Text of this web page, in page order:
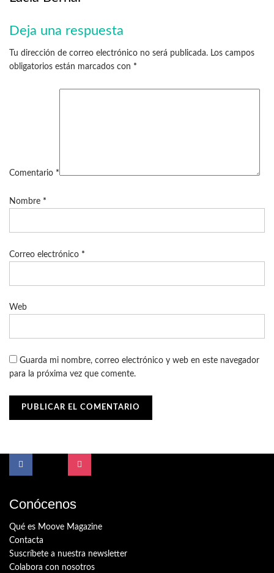
Deja una respuesta
Tu dirección de correo electrónico no será publicada. Los campos
obligatorios están marcados con *
Comentario *
Nombre *
Correo electrónico *
Web
Guarda mi nombre, correo electrónico y web en este navegador
para la próxima vez que comente.
Conócenos
Qué es Moove Magazine
Contacta
Suscríbete a nuestra newsletter
Colabora con nosotros